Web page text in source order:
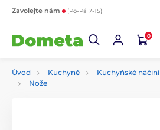
Zavolejte nám (Po-Pá 7-15)
0
Úvod Kuchyně Kuchyňské náčiní
Nože